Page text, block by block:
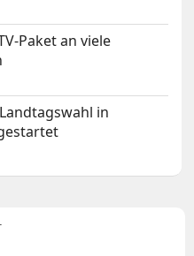
Paket an viele
in